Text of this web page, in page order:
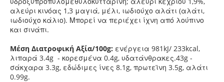
αλεύρι κινόας 1,3 μαγιά, μέλι, ιωδιούχο αλάτι (αλάτι,
ιωδιούχο κάλιο). Μπορεί να περιέχει ίχνη από λούπινο
και σινάπι.
Μέση Διατροφική Αξία/100g: ενέργεια 981kJ/ 233kcal,
λιπαρά 3.4g - κορεσμένα 0.4g, υδατάνθρακες.43g -
σάκχαρα 3.3g, εδώδιμες ίνες 8.1g, πρωτεϊνη 3.5g, αλάτι
0.99g.